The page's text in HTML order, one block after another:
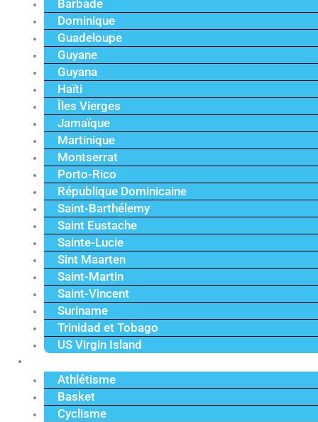
Barbade
Dominique
Guadeloupe
Guyane
Guyana
Haïti
Îles Vierges
Jamaïque
Martinique
Montserrat
Porto-Rico
République Dominicaine
Saint-Barthélemy
Saint Eustache
Sainte-Lucie
Sint Maarten
Saint-Martin
Saint-Vincent
Suriname
Trinidad et Tobago
US Virgin Island
Athlétisme
Basket
Cyclisme